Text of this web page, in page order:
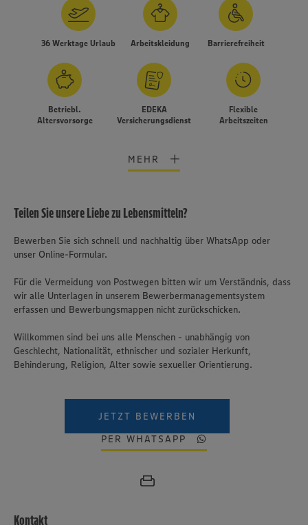
36 Werktage Urlaub Arbeitskleidung Barrierefreiheit
Betriebl.
Altersvorsorge
EDEKA
Versicherungsdienst
Flexible
Arbeitszeiten
MEHR
Teilen Sie unsere Liebe zu Lebensmitteln?
Bewerben Sie sich schnell und nachhaltig über WhatsApp oder
unser Online-Formular.
Für die Vermeidung von Postwegen bitten wir um Verständnis, dass
wir alle Unterlagen in unserem Bewerbermanagementsystem
erfassen und Bewerbungsmappen nicht zurückschicken.
Willkommen sind bei uns alle Menschen - unabhängig von
Geschlecht, Nationalität, ethnischer und sozialer Herkunft,
Behinderung, Religion, Alter sowie sexueller Orientierung.
JETZT BEWERBEN
PER WHATSAPP
Kontakt